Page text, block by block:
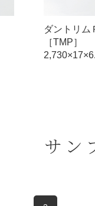
ダントリム
［TMP］
サン